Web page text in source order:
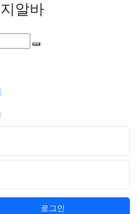
알바
로그인